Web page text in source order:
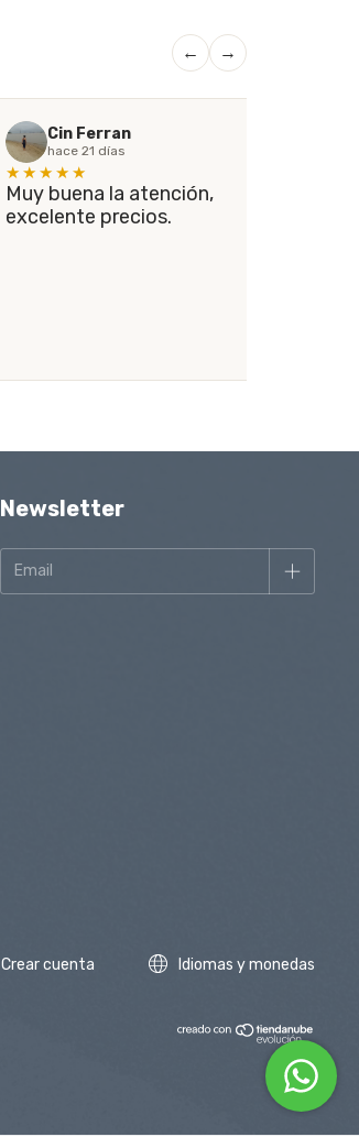
← →
Cin Ferran
hace 21 días
★★★★★
Muy buena la atención,
excelente precios.
Newsletter
Crear cuenta Idiomas y monedas